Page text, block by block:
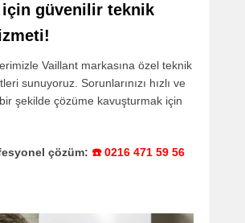
için güvenilir teknik
Vaillant markasına özel teknik
sunuyoruz. Sorunlarınızı hızlı ve
şekilde çözüme kavuşturmak için
çözüm: ☎️ 0216 471 59 56